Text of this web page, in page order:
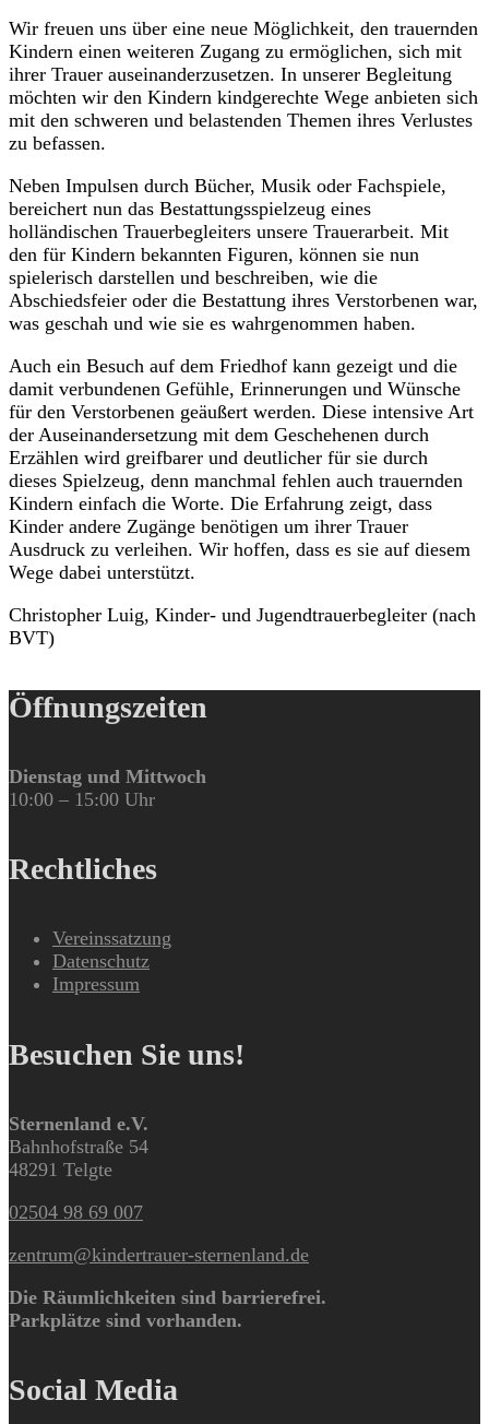
Wir freuen uns über eine neue Möglichkeit, den trauernden
Kindern einen weiteren Zugang zu ermöglichen, sich mit
ihrer Trauer auseinanderzusetzen. In unserer Begleitung
möchten wir den Kindern kindgerechte Wege anbieten sich
mit den schweren und belastenden Themen ihres Verlustes
zu befassen.
Neben Impulsen durch Bücher, Musik oder Fachspiele,
bereichert nun das Bestattungsspielzeug eines
holländischen Trauerbegleiters unsere Trauerarbeit. Mit
den für Kindern bekannten Figuren, können sie nun
spielerisch darstellen und beschreiben, wie die
Abschiedsfeier oder die Bestattung ihres Verstorbenen war,
was geschah und wie sie es wahrgenommen haben.
Auch ein Besuch auf dem Friedhof kann gezeigt und die
damit verbundenen Gefühle, Erinnerungen und Wünsche
für den Verstorbenen geäußert werden. Diese intensive Art
der Auseinandersetzung mit dem Geschehenen durch
Erzählen wird greifbarer und deutlicher für sie durch
dieses Spielzeug, denn manchmal fehlen auch trauernden
Kindern einfach die Worte. Die Erfahrung zeigt, dass
Kinder andere Zugänge benötigen um ihrer Trauer
Ausdruck zu verleihen. Wir hoffen, dass es sie auf diesem
Wege dabei unterstützt.
Christopher Luig, Kinder- und Jugendtrauerbegleiter (nach
BVT)
Öffnungszeiten
Dienstag und Mittwoch
10:00 – 15:00 Uhr
Rechtliches
Vereinssatzung
Datenschutz
Impressum
Besuchen Sie uns!
Sternenland e.V.
Bahnhofstraße 54
48291 Telgte
02504 98 69 007
zentrum@kindertrauer-sternenland.de
Die Räumlichkeiten sind barrierefrei.
Parkplätze sind vorhanden.
Social Media